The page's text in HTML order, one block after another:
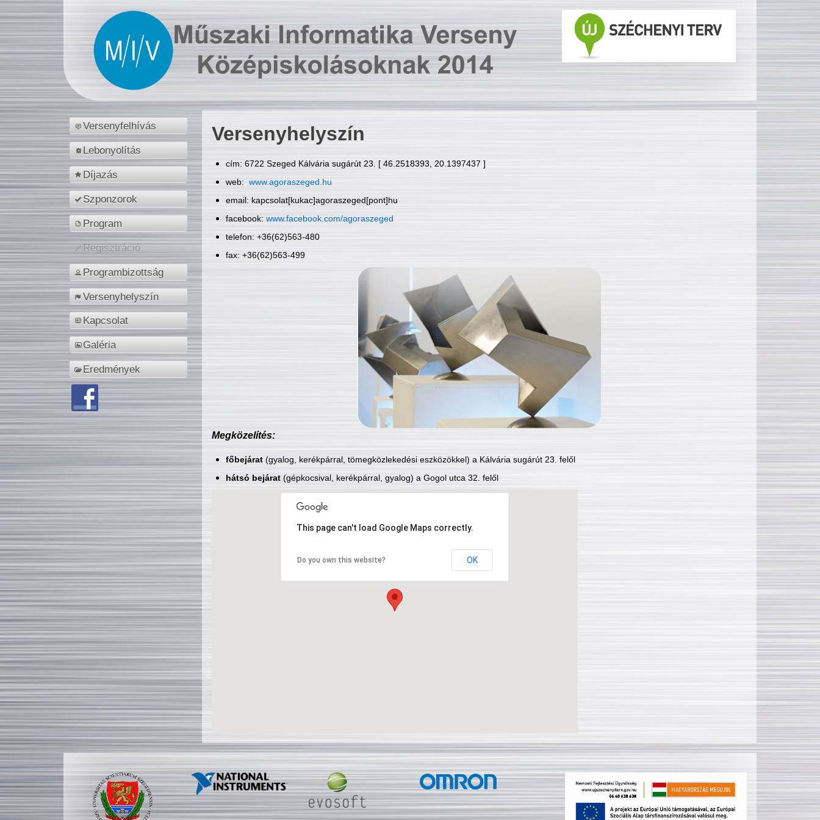
Versenyfelhívás
Lebonyolítás
Díjazás
Szponzorok
Program
Regisztráció
Programbizottság
Versenyhelyszín
Kapcsolat
Galéria
Eredmények
Versenyhelyszín
cím: 6722 Szeged Kálvária sugárút 23. [ 46.2518393, 20.1397437 ]
web: www.agoraszeged.hu
email: kapcsolat[kukac]agoraszeged[pont]hu
facebook: www.facebook.com/agoraszeged
telefon: +36(62)563-480
fax: +36(62)563-499
Megközelítés:
főbejárat(gyalog, kerékpárral, tömegközlekedési eszközökkel) a Kálvária sugárút 23. felől
hátsó bejárat(gépkocsival, kerékpárral, gyalog) a Gogol utca 32. felől
This page can't load Google Maps correctly.
Do you own this website? OK